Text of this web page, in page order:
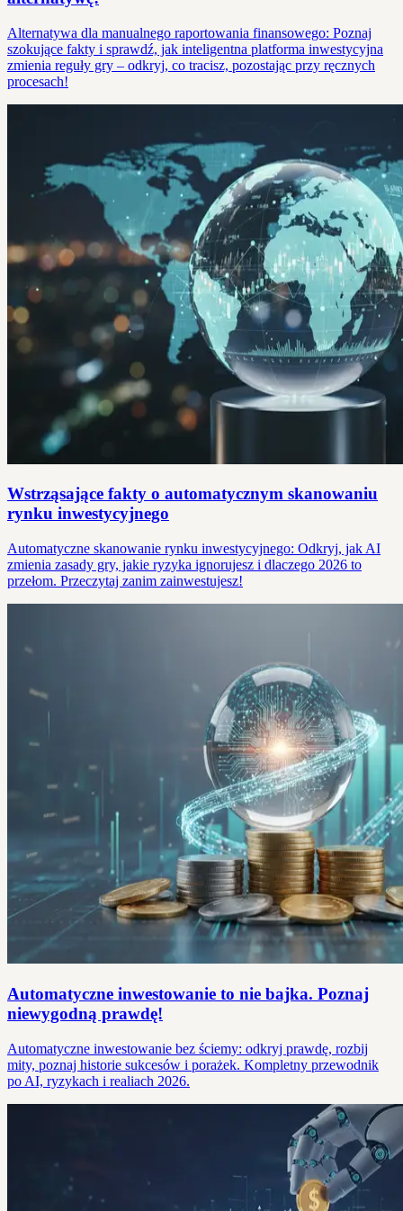
Alternatywa dla manualnego raportowania finansowego: Poznaj
szokujące fakty i sprawdź, jak inteligentna platforma inwestycyjna
zmienia reguły gry – odkryj, co tracisz, pozostając przy ręcznych
procesach!
Wstrząsające fakty o automatycznym skanowaniu
rynku inwestycyjnego
Automatyczne skanowanie rynku inwestycyjnego: Odkryj, jak AI
zmienia zasady gry, jakie ryzyka ignorujesz i dlaczego 2026 to
przełom. Przeczytaj zanim zainwestujesz!
Automatyczne inwestowanie to nie bajka. Poznaj
niewygodną prawdę!
Automatyczne inwestowanie bez ściemy: odkryj prawdę, rozbij
mity, poznaj historie sukcesów i porażek. Kompletny przewodnik
po AI, ryzykach i realiach 2026.